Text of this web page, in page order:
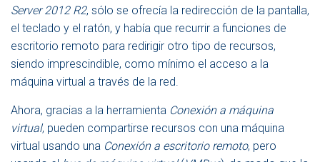
Server 2012 R2, sólo se ofrecía la redirección de la pantalla,
el teclado y el ratón, y había que recurrir a funciones de
escritorio remoto para redirigir otro tipo de recursos,
siendo imprescindible, como mínimo el acceso a la
máquina virtual a través de la red.
Ahora, gracias a la herramienta Conexión a máquina
virtual, pueden compartirse recursos con una máquina
virtual usando una Conexión a escritorio remoto, pero